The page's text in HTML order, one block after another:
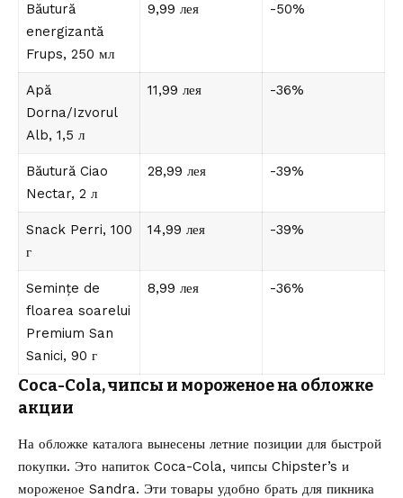
Băutură
energizantă
Frups, 250 мл
9,99 лея -50%
Apă
Dorna/Izvorul
Alb, 1,5 л
11,99 лея -36%
Băutură Ciao
Nectar, 2 л
28,99 лея -39%
Snack Perri, 100
г
14,99 лея -39%
Semințe de
floarea soarelui
Premium San
Sanici, 90 г
8,99 лея -36%
Coca-Cola, чипсы и мороженое на обложке
акции
На обложке каталога вынесены летние позиции для быстрой
покупки. Это напиток Coca-Cola, чипсы Chipster’s и
мороженое Sandra. Эти товары удобно брать для пикника